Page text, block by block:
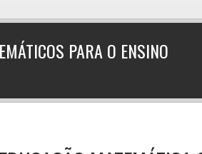
PARA O ENSINO